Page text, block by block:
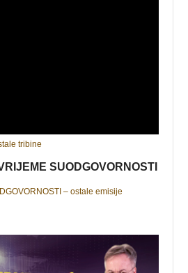
tribine
SUODGOVORNOSTI
– ostale emisije